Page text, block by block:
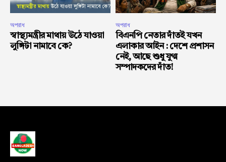
অপরাধ
স্বাস্থ্যমন্ত্রীর মাথায় উঠে যাওয়া
লুঙ্গিটা নামাবে কে?
অপরাধ
বিএনপি নেতার দাঁতই যখন
এলাকার আইন : দেশে প্রশাসন
নেই, আছে শুধু যুগ্ম
সম্পাদকদের দাঁত!